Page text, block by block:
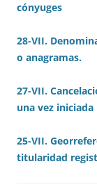
cónyuges
28-VII.
o anagramas.
27-VII.
una vez iniciada
25-VII.
titularidad